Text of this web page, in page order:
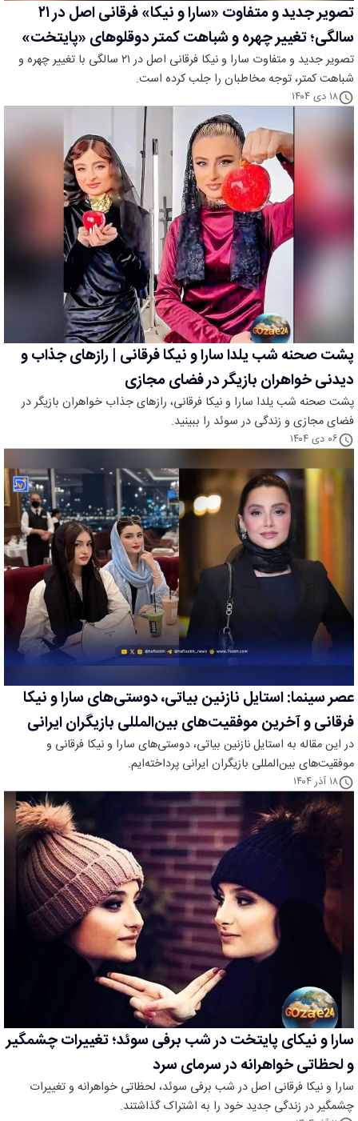
تصویر جدید و متفاوت «سارا و نیکا» فرقانی اصل در ۲۱
سالگی؛ تغییر چهره و شباهت کمتر دوقلوهای «پایتخت»
تصویر جدید و متفاوت سارا و نیکا فرقانی اصل در ۲۱ سالگی با تغییر چهره و
شباهت کمتر، توجه مخاطبان را جلب کرده است.
۱۸ دی ۱۴۰۴
پشت صحنه شب یلدا سارا و نیکا فرقانی | رازهای جذاب و
دیدنی خواهران بازیگر در فضای مجازی
پشت صحنه شب یلدا سارا و نیکا فرقانی، رازهای جذاب خواهران بازیگر در
فضای مجازی و زندگی در سوئد را ببینید.
۰۶ دی ۱۴۰۴
عصر سینما: استایل نازنین بیاتی، دوستی‌های سارا و نیکا
فرقانی و آخرین موفقیت‌های بین‌المللی بازیگران ایرانی
در این مقاله به استایل نازنین بیاتی، دوستی‌های سارا و نیکا فرقانی و
موفقیت‌های بین‌المللی بازیگران ایرانی پرداخته‌ایم.
۱۸ آذر ۱۴۰۴
سارا و نیکای پایتخت در شب برفی سوئد؛ تغییرات چشمگیر
و لحظاتی خواهرانه در سرمای سرد
سارا و نیکا فرقانی اصل در شب برفی سوئد، لحظاتی خواهرانه و تغییرات
چشمگیر در زندگی جدید خود را به اشتراک گذاشتند.